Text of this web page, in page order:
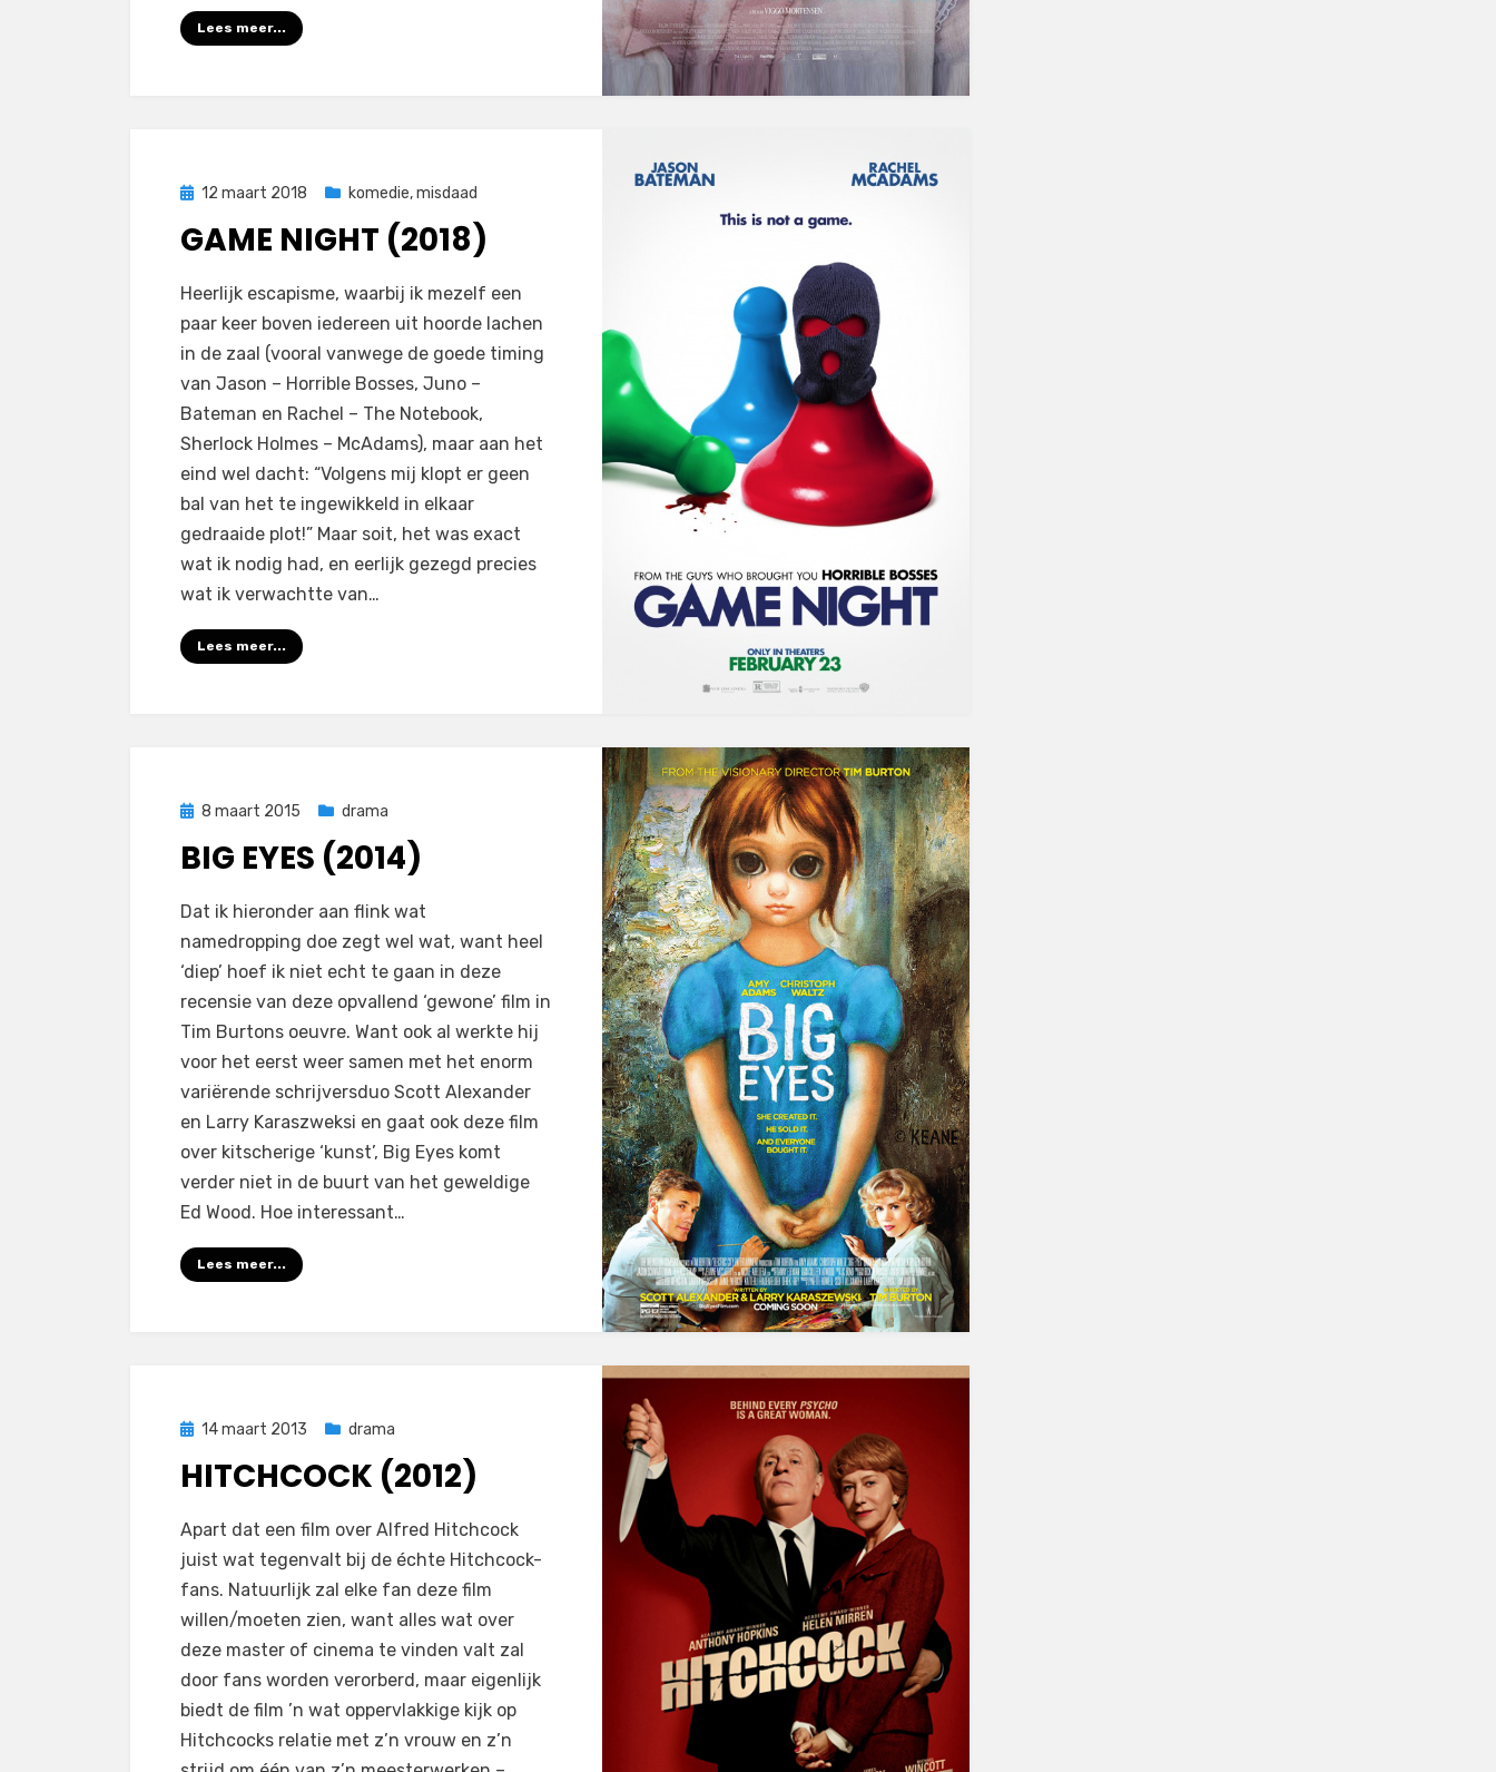
Lees meer...
Geplaatst
12 maart 2018 komedie,misdaad
GAME NIGHT (2018)
doorFilmofiel.nl
Laat een reactie achterop
Game
(2018)
Heerlijk escapisme, waarbij ik mezelf een
paar keer boven iedereen uit hoorde lachen
in de zaal (vooral vanwege de goede timing
van Jason – Horrible Bosses, Juno –
Bateman en Rachel – The Notebook,
Sherlock Holmes – McAdams), maar aan het
eind wel dacht: “Volgens mij klopt er geen
bal van het te ingewikkeld in elkaar
gedraaide plot!” Maar soit, het was exact
wat ik nodig had, en eerlijk gezegd precies
wat ik verwachtte van…
Lees meer...
Geplaatst
8 maart 2015 drama
BIG EYES (2014)
doorFilmofiel.nl
Laat een reactie achterop
Big
(2014)
Dat ik hieronder aan flink wat
namedropping doe zegt wel wat, want heel
‘diep’ hoef ik niet echt te gaan in deze
recensie van deze opvallend ‘gewone’ film in
Tim Burtons oeuvre. Want ook al werkte hij
voor het eerst weer samen met het enorm
variërende schrijversduo Scott Alexander
en Larry Karaszweksi en gaat ook deze film
over kitscherige ‘kunst’, Big Eyes komt
verder niet in de buurt van het geweldige
Ed Wood. Hoe interessant…
Lees meer...
Geplaatst
14 maart 2013 drama
HITCHCOCK (2012)
doorFilmofiel.nl
Laat een reactie achter op
Hitchcock
Apart dat een film over Alfred Hitchcock
juist wat tegenvalt bij de échte Hitchcock-
fans. Natuurlijk zal elke fan deze film
willen/moeten zien, want alles wat over
deze master of cinema te vinden valt zal
door fans worden verorberd, maar eigenlijk
biedt de film ’n wat oppervlakkige kijk op
Hitchcocks relatie met z’n vrouw en z’n